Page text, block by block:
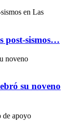
post-sismos…
su noveno